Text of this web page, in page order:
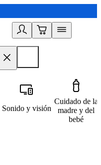
Sonido y visión
Cuidado de la
madre y del
bebé